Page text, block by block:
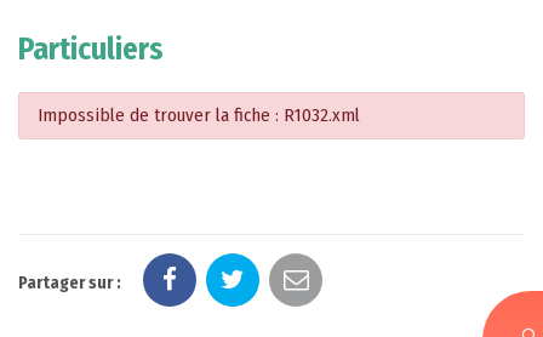
Particuliers
Impossible de trouver la fiche : R1032.xml
Partager sur :